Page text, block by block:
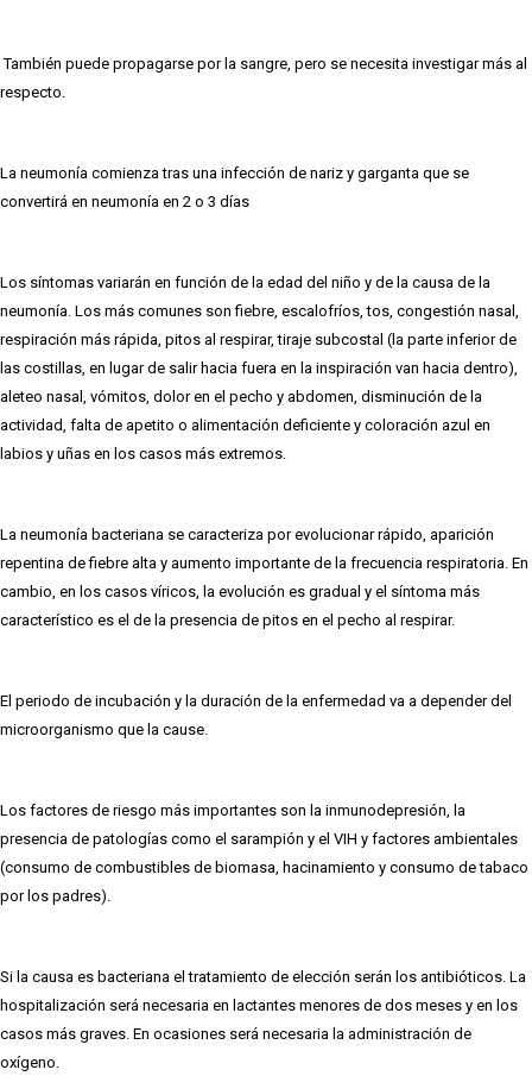
También puede propagarse por la sangre, pero se necesita investigar más al
respecto.
La neumonía comienza tras una infección de nariz y garganta que se
convertirá en neumonía en 2 o 3 días
Los síntomas variarán en función de la edad del niño y de la causa de la
neumonía. Los más comunes son fiebre, escalofríos, tos, congestión nasal,
respiración más rápida, pitos al respirar, tiraje subcostal (la parte inferior de
las costillas, en lugar de salir hacia fuera en la inspiración van hacia dentro),
aleteo nasal, vómitos, dolor en el pecho y abdomen, disminución de la
actividad, falta de apetito o alimentación deficiente y coloración azul en
labios y uñas en los casos más extremos.
La neumonía bacteriana se caracteriza por evolucionar rápido, aparición
repentina de fiebre alta y aumento importante de la frecuencia respiratoria. En
cambio, en los casos víricos, la evolución es gradual y el síntoma más
característico es el de la presencia de pitos en el pecho al respirar.
El periodo de incubación y la duración de la enfermedad va a depender del
microorganismo que la cause.
Los factores de riesgo más importantes son la inmunodepresión, la
presencia de patologías como el sarampión y el VIH y factores ambientales
(consumo de combustibles de biomasa, hacinamiento y consumo de tabaco
por los padres).
Si la causa es bacteriana el tratamiento de elección serán los antibióticos. La
hospitalización será necesaria en lactantes menores de dos meses y en los
casos más graves. En ocasiones será necesaria la administración de
oxígeno.